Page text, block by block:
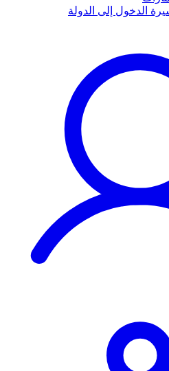
الدخول إلى الدولة